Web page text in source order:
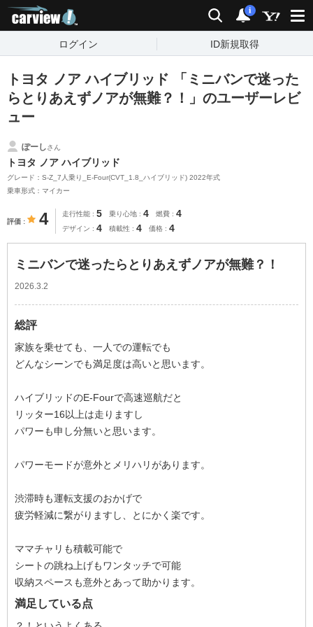
検索 通知
i
ログイン ID新規取得
トヨタ ノア ハイブリッド 「ミニバンで迷った
らとりあえずノアが無難？！」のユーザーレビ
ュー
ぽーしさん
トヨタ ノア ハイブリッド
グレード：S-Z_7人乗り_E-Four(CVT_1.8_ハイブリッド) 2022年式
乗車形式：マイカー
評価 4 走行性能 5 乗り心地 4 燃費 4
デザイン 4 積載性 4 価格 4
ミニバンで迷ったらとりあえずノアが無難？！
2026.3.2
総評
家族を乗せても、一人での運転でも
どんなシーンでも満足度は高いと思います。
ハイブリッドのE-Fourで高速巡航だと
リッター16以上は走りますし
パワーも申し分無いと思います。
パワーモードが意外とメリハリがあります。
渋滞時も運転支援のおかげで
疲労軽減に繋がりますし、とにかく楽です。
ママチャリも積載可能で
シートの跳ね上げもワンタッチで可能
収納スペースも意外とあって助かります。
満足している点